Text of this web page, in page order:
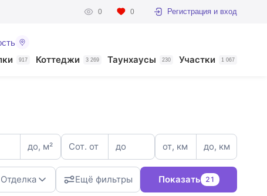
0 0 Регистрация и вход
917 Коттеджи 3 269 Таунхаусы 230 Участки 1 067
до, м² Сот. от до от, км до, км
Отделка Ещё фильтры Показать 21